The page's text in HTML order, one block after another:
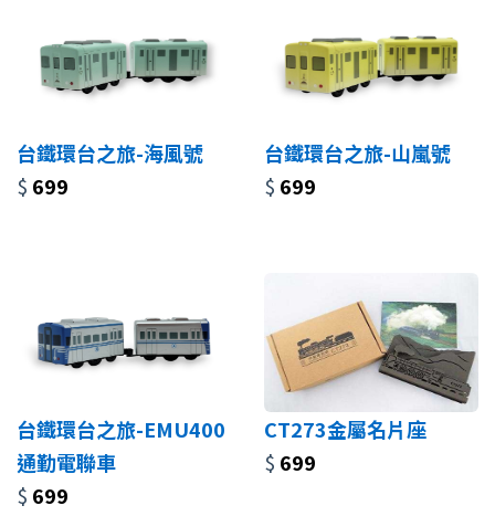
台鐵環台之旅-海風號
$ 699
台鐵環台之旅-山嵐號
$ 699
台鐵環台之旅-EMU400
通勤電聯車
$ 699
CT273金屬名片座
$ 699